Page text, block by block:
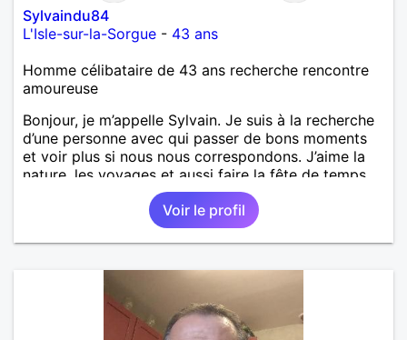
Sylvaindu84
L'Isle-sur-la-Sorgue - 43 ans
Homme célibataire de 43 ans recherche rencontre
amoureuse
Bonjour, je m’appelle Sylvain. Je suis à la recherche
d’une personne avec qui passer de bons moments
et voir plus si nous nous correspondons. J’aime la
nature, les voyages et aussi faire la fête de temps
en temps ;-)Je suis papa d’un petit garçon de 7 ans
dont je m’occupe en garde alternée. J’aime à peu
près tous les styles de musique. (Oui je suis pas
trop fan de Jul). Je fais du sport pour garder la
Voir le profil